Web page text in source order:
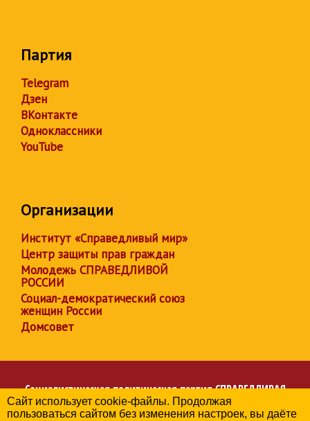
Партия
Telegram
Дзен
ВКонтакте
Одноклассники
YouTube
Организации
Институт «Справедливый мир»
Центр защиты прав граждан
Молодежь СПРАВЕДЛИВОЙ
РОССИИ
Социал-демократический союз
женщин России
Домсовет
Социалистическая политическая партияСПРАВЕДЛИВАЯ
РОССИЯ
Сайт использует cookie-файлы. Продолжая
пользоваться сайтом без изменения настроек, вы даёте